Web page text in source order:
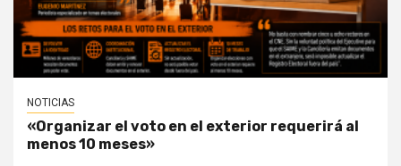
NOTICIAS
«Organizar el voto en el exterior requerirá al
menos 10 meses»